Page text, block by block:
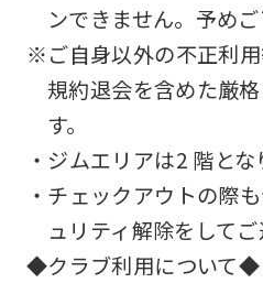
ンできません。予めご
※ご自身以外の不正利用
規約退会を含めた厳
す。
・ジムエリアは2 階とな
・チェックアウトの際
ュリティ解除をしてご
◆クラブ利用について◆